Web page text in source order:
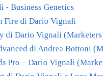
- Business Genetics
Fire di Dario Vignali
di Dario Vignali
di Andrea Bottoni
Pro – Dario Vignali